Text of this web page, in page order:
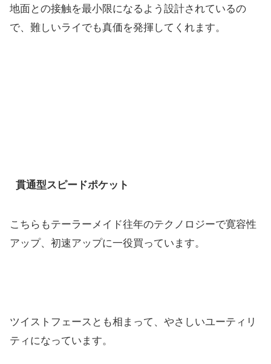
地面との接触を最小限になるよう設計されているの
で、 難しいライでも真価を発揮してくれます。
貫通型スピードポケット
こちらもテーラーメイド往年のテクノロジーで寛容性
アップ、 初速アップに一役買っています。
ツイストフェースとも相まって、 やさしいユーティリ
ティになっています。